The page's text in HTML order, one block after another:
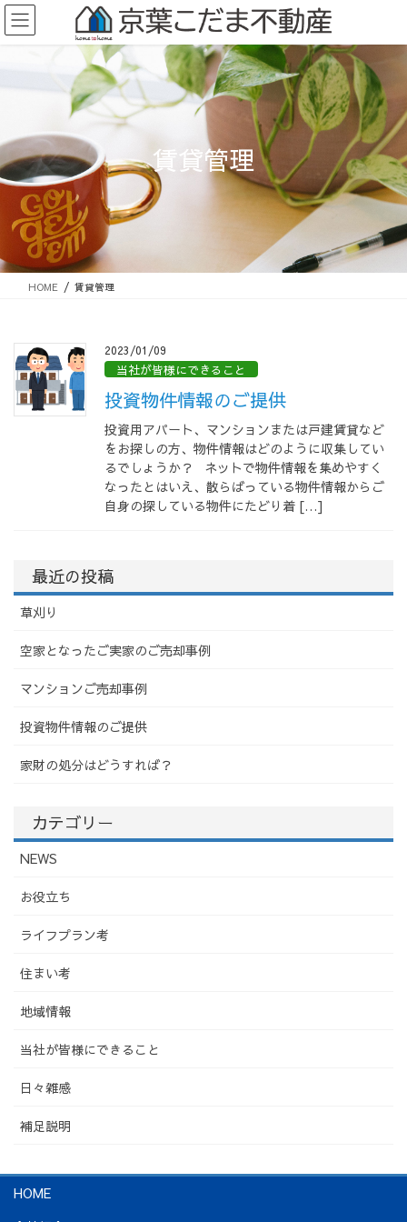
コ
ン
テ
ナ
ビ
ゲ
賃貸管理
HOME 賃貸管理
2023/01/09
当社が皆様にできること
投資物件情報のご提供
投資用アパート、マンションまたは戸建賃貸など
をお探しの方、物件情報はどのように収集してい
るでしょうか？ ネットで物件情報を集めやすく
なったとはいえ、散らばっている物件情報からご
自身の探している物件にたどり着 […]
最近の投稿
草刈り
空家となったご実家のご売却事例
マンションご売却事例
投資物件情報のご提供
家財の処分はどうすれば？
カテゴリー
NEWS
お役立ち
ライフプラン考
住まい考
地域情報
当社が皆様にできること
日々雑感
補足説明
HOME